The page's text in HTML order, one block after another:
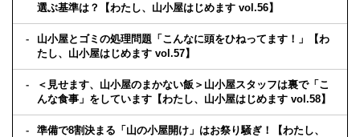
選ぶ基準は？【わたし、山小屋はじめます vol.56】
山小屋とゴミの処理問題「こんなに頭をひねってます！」【わ
たし、山小屋はじめます vol.57】
＜見せます、山小屋のまかない飯＞山小屋スタッフは裏で「こ
んな食事」をしています【わたし、山小屋はじめます vol.58】
準備で8割決まる「山の小屋開け」はお祭り騒ぎ！【わたし、